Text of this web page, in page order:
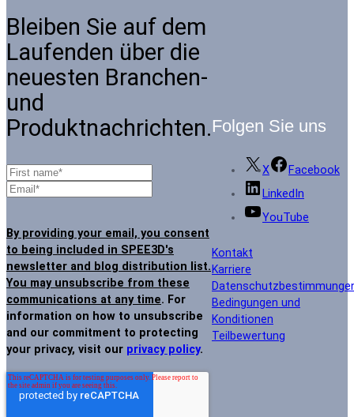
Bleiben Sie auf dem
Laufenden über die
neuesten Branchen-
und
Produktnachrichten.
By providing your email, you consent
to being included in SPEE3D's
newsletter and blog distribution list.
You may unsubscribe from these
communications at any time. For
information on how to unsubscribe
and our commitment to protecting
your privacy, visit our privacy policy.
Folgen Sie uns
X
Facebook
LinkedIn
YouTube
Kontakt
Karriere
Bedingungen und
Konditionen
Teilbewertung